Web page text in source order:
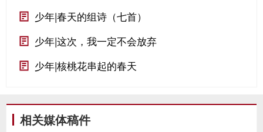
少年|春天的组诗（七首）
少年|这次，我一定不会放弃
少年|核桃花串起的春天
相关媒体稿件